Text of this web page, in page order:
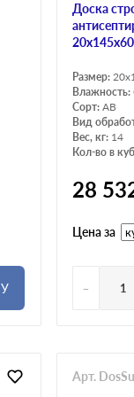
Доска
Размер:
Влажность:
Сорт: АВ
Вид
Вес, кг: 14
Кол-во в
28
Цена за
-
Арт.